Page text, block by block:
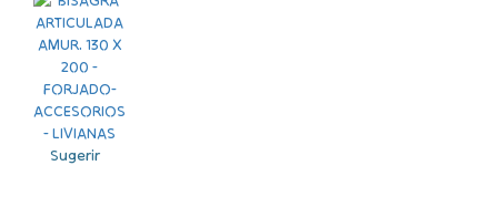
Sugerir